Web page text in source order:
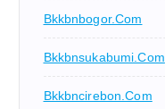
Bkkbnbogor.com
Bkkbnsukabumi.com
Bkkbncirebon.com